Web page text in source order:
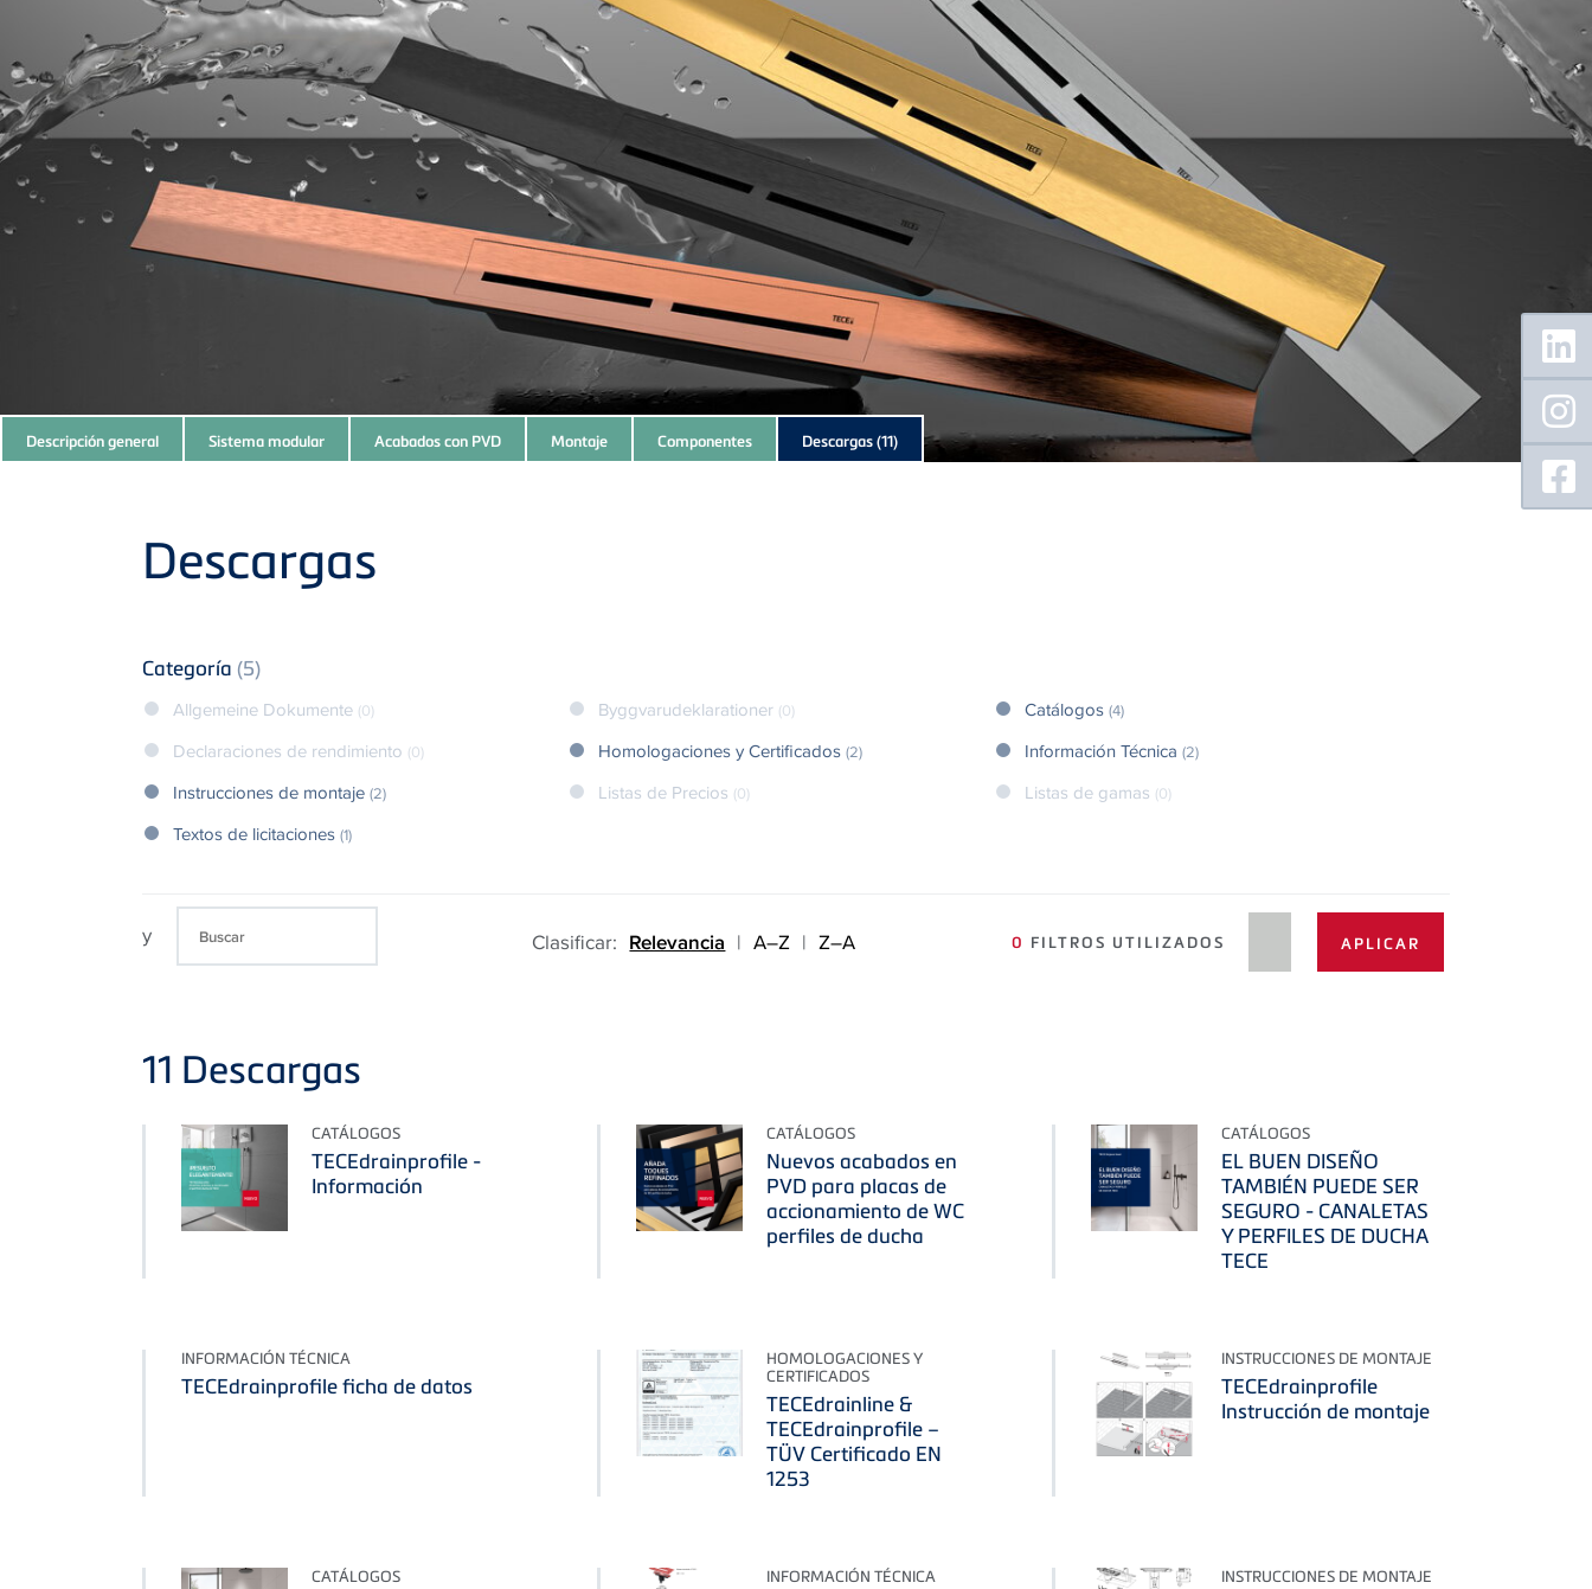
Subnavigation
of
Descripción general Sistema modular Acabados con PVD Montaje Componentes Descargas(11)
Descargas
Categoría (5)
Allgemeine Dokumente (0) Byggvarudeklarationer (0) Catálogos (4)
Declaraciones de rendimiento (0) Homologaciones y Certificados (2) Información Técnica (2)
Instrucciones de montaje (2) Listas de Precios (0) Listas de gamas (0)
Textos de licitaciones (1)
y Clasificar: Relevancia | A–Z | Z–A 0 FILTROS UTILIZADOS
11 Descargas
CATÁLOGOS
TECEdrainprofile -
Información
CATÁLOGOS
Nuevos acabados en
PVD para placas de
accionamiento de WC
perfiles de ducha
CATÁLOGOS
EL BUEN DISEÑO
TAMBIÉN PUEDE SER
SEGURO - CANALETAS
Y PERFILES DE DUCHA
TECE
INFORMACIÓN TÉCNICA
TECEdrainprofile ficha de datos
HOMOLOGACIONES Y
CERTIFICADOS
TECEdrainline &
TECEdrainprofile –
TÜV Certificado EN
1253
INSTRUCCIONES DE MONTAJE
TECEdrainprofile
Instrucción de montaje
CATÁLOGOS INFORMACIÓN TÉCNICA INSTRUCCIONES DE MONTAJE
Floating